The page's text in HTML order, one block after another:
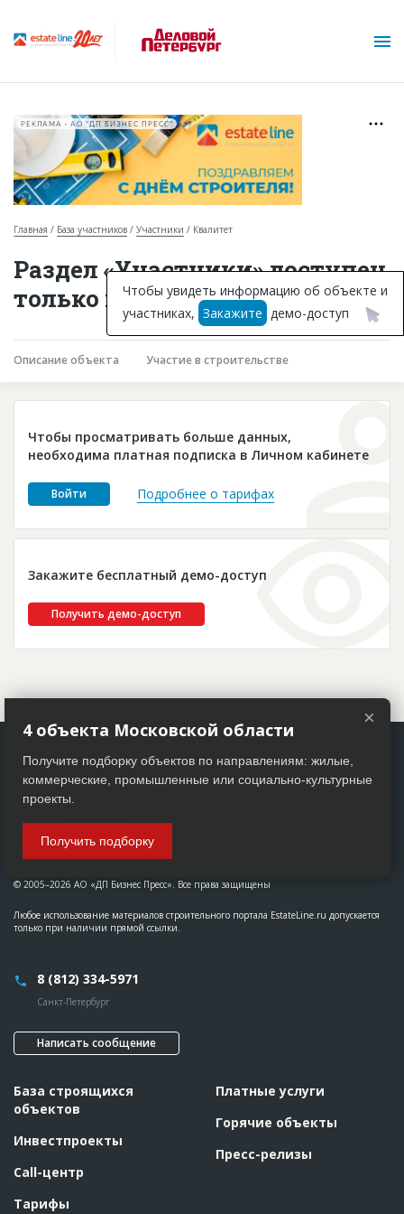
Горячие объекты
База строящихся объектов
Инвестпроекты
Глоссарий
Платные услуги
Пресс-релизы
РЕКЛАМА • АО "ДП БИЗНЕС ПРЕСС"
Главная База участников Участники Квалитет
Раздел «Участники» доступен
только подписчикам
Описание объекта Участие в строительстве
Чтобы просматривать больше данных,
необходима платная подписка в Личном кабинете
Войти Подробнее о тарифах
Закажите бесплатный демо-доступ
Получить демо-доступ
Чтобы увидеть информацию об объекте и
участниках, Закажите демо-доступ
© 2005–2026 АО «ДП Бизнес Пресс». Все права защищены
Любое использование материалов строительного портала EstateLine.ru допускается
только при наличии прямой ссылки.
8 (812) 334-5971
Санкт-Петербург
Написать сообщение
База строящихся
объектов
Инвестпроекты
Call-центр
Тарифы
Платные услуги
Горячие объекты
Пресс-релизы
×
4 объекта Московской области
Получите подборку объектов по направлениям: жилые,
коммерческие, промышленные или социально-культурные
проекты.
Получить подборку